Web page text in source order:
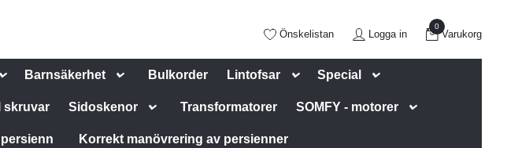
Önskelistan Logga in
0
Varukorg
Barnsäkerhet Bulkorder Lintofsar Special
skruvar Sidoskenor Transformatorer SOMFY - motorer
Korrekt manövrering av persienner